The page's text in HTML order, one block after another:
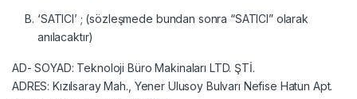
‘SATICI’ ; (sözleşmede bundan sonra “SATICI” olarak
anılacaktır)
AD- SOYAD: Teknoloji Büro Makinaları LTD. ŞTİ.
ADRES: Kızılsaray Mah., Yener Ulusoy Bulvarı Nefise Hatun Apt.